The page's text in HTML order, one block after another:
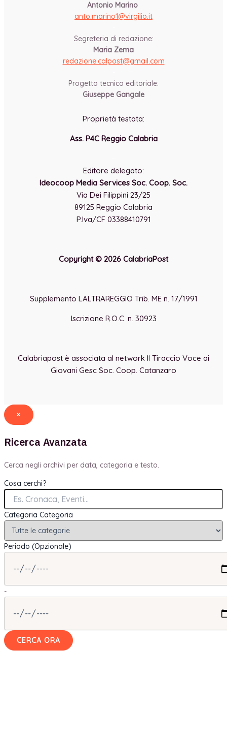
Antonio Marino
anto.marino1@virgilio.it
Segreteria di redazione:
Maria Zema
redazione.calpost@gmail.com
Progetto tecnico editoriale:
Giuseppe Gangale
Proprietà testata:
Ass. P4C Reggio Calabria
Editore delegato:
Ideocoop Media Services Soc. Coop. Soc.
Via Dei Filippini 23/25
89125 Reggio Calabria
P.Iva/CF 03388410791
Copyright © 2026 CalabriaPost
Supplemento LALTRAREGGIO Trib. ME n. 17/1991
Iscrizione R.O.C. n. 30923
Calabriapost è associata al network Il Tiraccio Voce ai
Giovani Gesc Soc. Coop. Catanzaro
×
Ricerca Avanzata
Cerca negli archivi per data, categoria e testo.
Cosa cerchi?
Categoria Categoria
Periodo (Opzionale)
-
CERCA ORA